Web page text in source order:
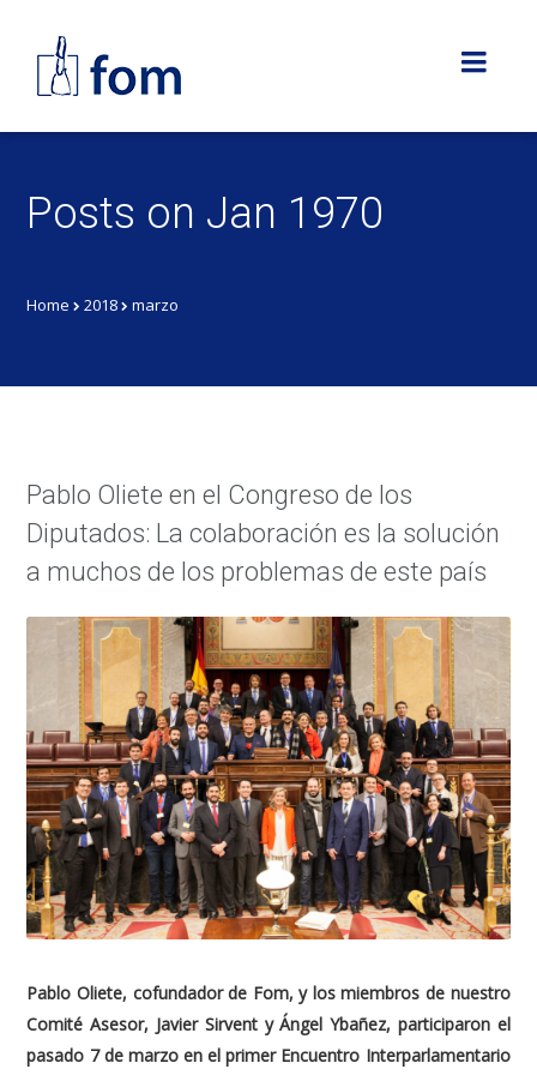
Posts on Jan 1970
Home 2018 marzo
Pablo Oliete en el Congreso de los
Diputados: La colaboración es la solución
a muchos de los problemas de este país
Pablo Oliete, cofundador de Fom, y los miembros de nuestro
Comité Asesor, Javier Sirvent y Ángel Ybañez, participaron el
pasado 7 de marzo en el primer Encuentro Interparlamentario